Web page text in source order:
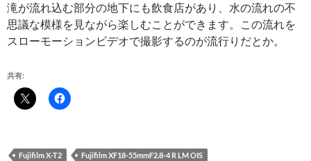
滝が流れ込む部分の地下にも飲食店があり、水の流れの不
思議な模様を見ながら楽しむことができます。この流れを
スローモーションビデオで撮影するのが流行りだとか。
共有:
Fujifilm X-T2
Fujifilm XF18-55mmF2.8-4 R LM OIS